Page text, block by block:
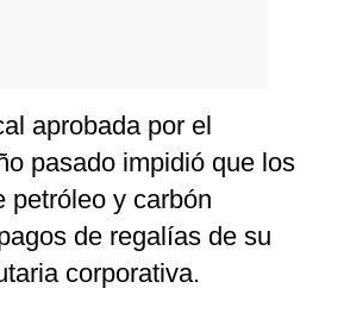
aprobada por el
pasado impidió que los
petróleo y carbón
de regalías de su
corporativa.